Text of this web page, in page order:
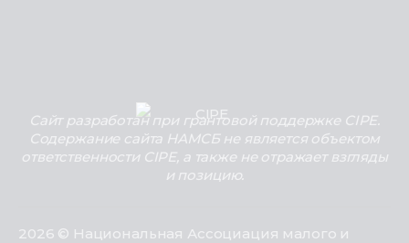
Сайт разработан при грантовой поддержке CIPE.
Содержание сайта НАМСБ не является объектом
ответственности CIPE, а также не отражает взгляды
и позицию.
2026 © Национальная Ассоциация малого и